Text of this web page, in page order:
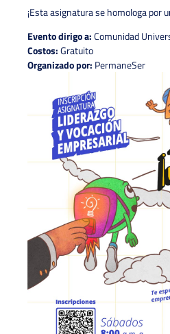
¡Esta asignatura se homologa por
Evento dirigo a:Comunidad
Costos:Gratuito
Organizado por: PermaneSer